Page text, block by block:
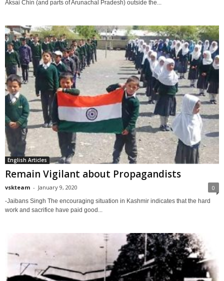
Aksai Chin (and parts of Arunachal Pradesh) outside the...
English Articles
Remain Vigilant about Propagandists
vskteam - January 9, 2020 0
-Jaibans Singh The encouraging situation in Kashmir indicates that the hard
work and sacrifice have paid good...